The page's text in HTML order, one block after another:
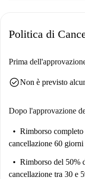
Politica di
Prima
check_circleNon è previsto
Dopo l'approvazione
Rimborso
cancellazione 60
Rimborso del 50%
cancellazione tra 30 e